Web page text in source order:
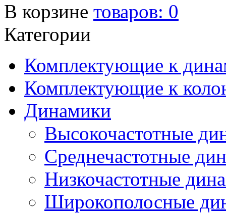
В корзине товаров: 0
Категории
Комплектующие к
Комплектующие к
Динамики
Высокочастотные
Среднечастотные
Низкочастотные
Широкополосные